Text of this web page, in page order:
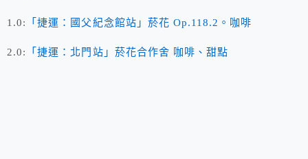
1.0: 「捷運：國父紀念館站」菸花 Op.118.2。咖啡
2.0: 「捷運：北門站」菸花合作舍 咖啡、甜點